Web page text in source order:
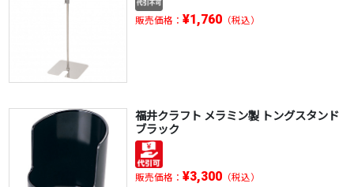
販売価格： ¥1,760（税込）
福井クラフト メラミン製 トングスタンド
ブラック
販売価格： ¥3,300（税込）